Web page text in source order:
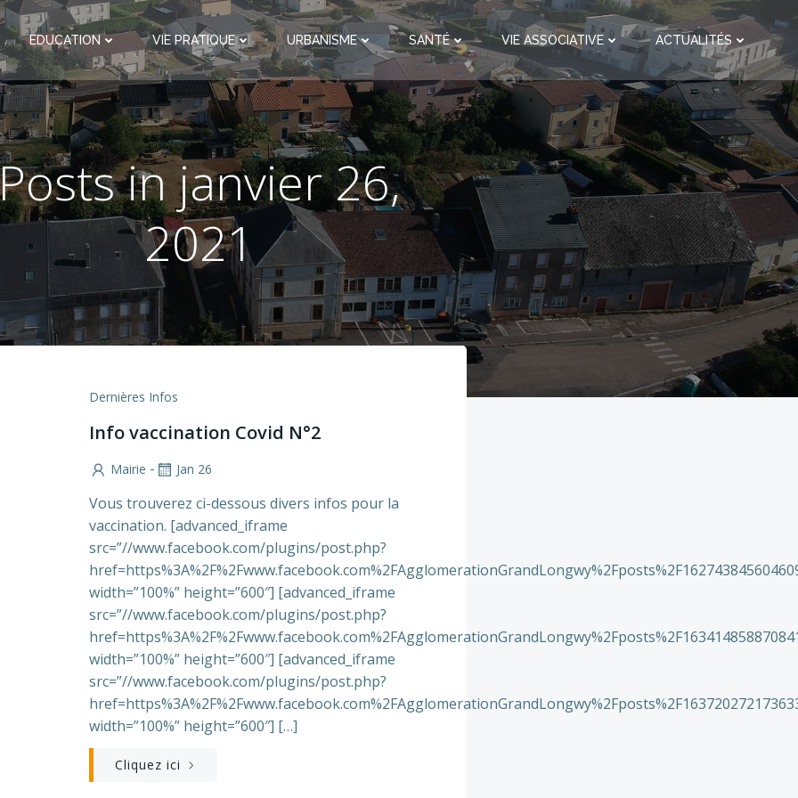
EDUCATION VIE PRATIQUE URBANISME SANTÉ VIE ASSOCIATIVE ACTUALITÉS
in janvier 26,
2021
Dernières Infos
Info vaccination Covid N°2
Mairie - Jan 26
Vous trouverez ci-dessous divers infos pour la
vaccination. [advanced_iframe
src=”//www.facebook.com/plugins/post.php?
width=”100%” height=”600″] [advanced_iframe
src=”//www.facebook.com/plugins/post.php?
width=”100%” height=”600″] [advanced_iframe
src=”//www.facebook.com/plugins/post.php?
width=”100%” height=”600″] […]
Cliquez ici